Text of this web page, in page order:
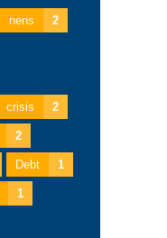
nens 2
crisis 2
2
Debt 1
1